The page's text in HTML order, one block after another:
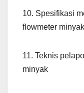
10. Spesifikasi
flowmeter minyak
11. Teknis
minyak